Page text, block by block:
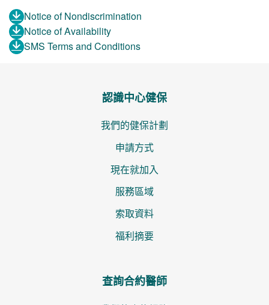
Notice of Nondiscrimination
Notice of Availability
SMS Terms and Conditions
認識中心健保
我們的健保計劃
申請方式
現在就加入
服務區域
索取資料
福利摘要
查詢合約醫師